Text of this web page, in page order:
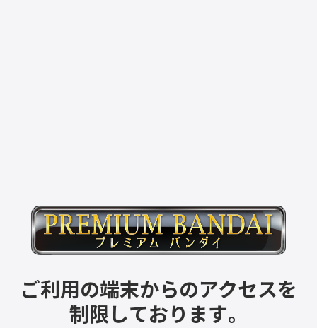
ご利用の端末からのアクセスを
制限しております。